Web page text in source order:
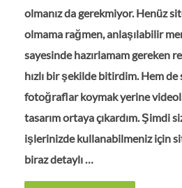
olmanız da gerekmiyor. Henüz
olmama rağmen, anlaşılabilir
sayesinde hazırlamam gereken
hızlı bir şekilde bitirdim. Hem de
fotoğraflar koymak yerine
tasarım ortaya çıkardım. Şimdi
işlerinizde kullanabilmeniz için
biraz detaylı …